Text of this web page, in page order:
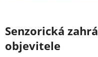
Senzorická
objevitele